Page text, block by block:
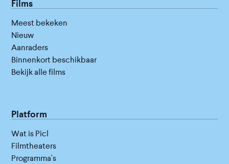
Films
Meest bekeken
Nieuw
Aanraders
Binnenkort beschikbaar
Bekijk alle films
Platform
Wat is Picl
Filmtheaters
Programma's